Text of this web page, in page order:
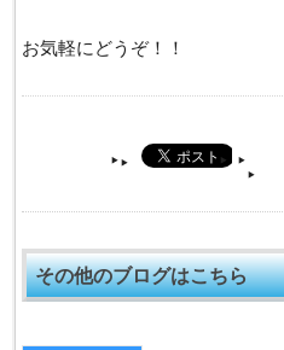
お気軽にどうぞ！！
その他のブログはこちら